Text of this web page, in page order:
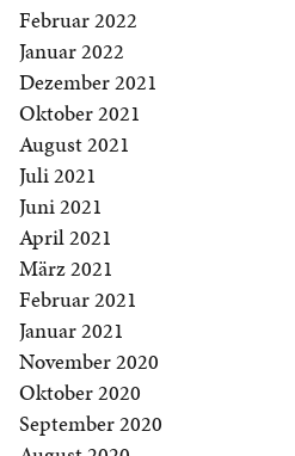
Februar 2022
Januar 2022
Dezember 2021
Oktober 2021
August 2021
Juli 2021
Juni 2021
April 2021
März 2021
Februar 2021
Januar 2021
November 2020
Oktober 2020
September 2020